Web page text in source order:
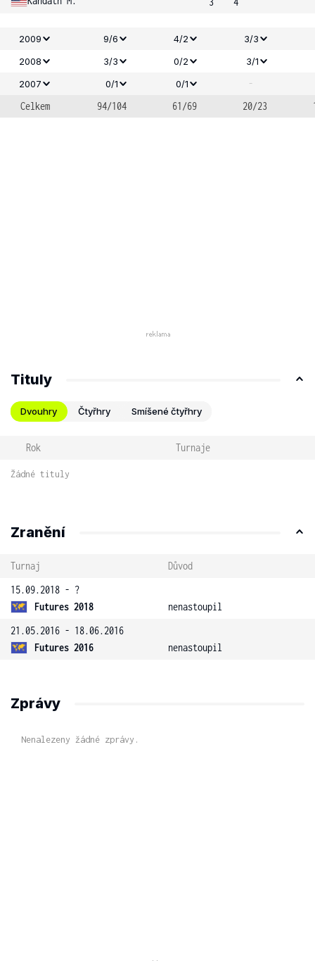
2009 9/6 4/2
3/3
2008
3/3 0/2
3/1
2007
0/1 0/1
-
Celkem
94/104 61/69 20/23
Tituly
Dvouhry Čtyřhry Smíšené čtyřhry
Rok Turnaje
Žádné tituly
Zranění
Turnaj
Důvod
15.09.2018 - ?
Futures 2018
nenastoupil
21.05.2016 - 18.06.2016
Futures 2016
nenastoupil
Zprávy
Nenalezeny žádné zprávy.